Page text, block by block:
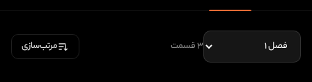
۳ قسمت مرتب‌سازی